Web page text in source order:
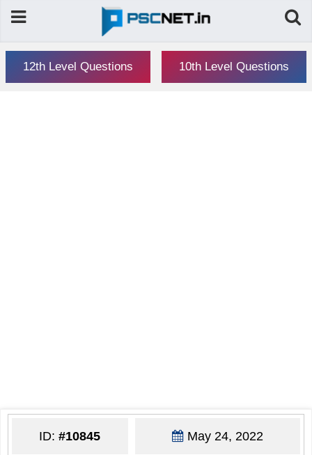
12th Level Questions 10th Level Questions
ID:#10845 May 24, 2022